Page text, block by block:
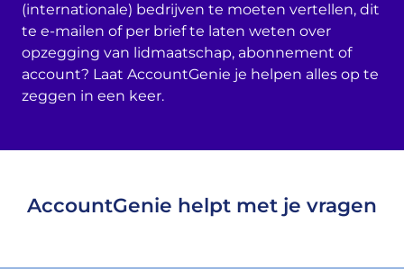
(internationale) bedrijven te moeten vertellen, dit
te e-mailen of per brief te laten weten over
opzegging van lidmaatschap, abonnement of
account? Laat AccountGenie je helpen alles op te
zeggen in een keer.
AccountGenie helpt met je vragen